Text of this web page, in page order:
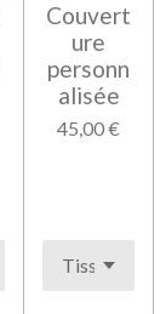
Couvert
ure
personn
alisée
45,00 €